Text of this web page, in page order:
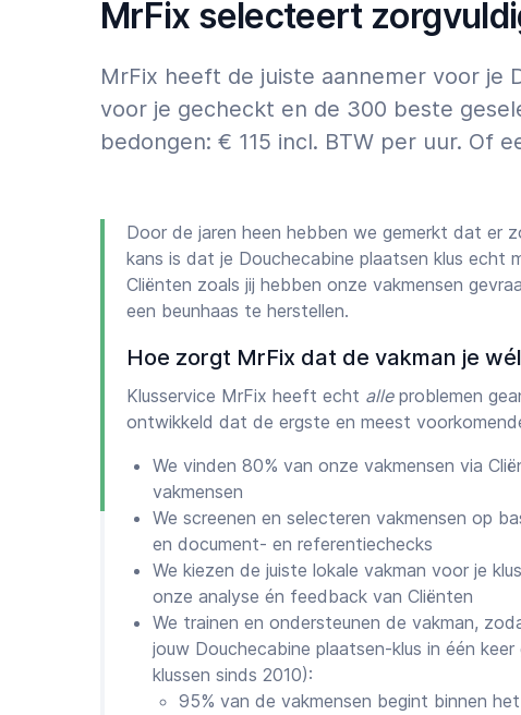
MrFix selecteert
MrFix heeft de juiste aannemer voor je
voor je gecheckt en de 300 beste
bedongen: € 115 incl. BTW per uur. Of
Door de jaren heen hebben we gemerkt dat er
kans is dat je Douchecabine plaatsen klus echt
Cliënten zoals jij hebben onze vakmensen
een beunhaas te herstellen.
Hoe zorgt MrFix dat de vakman je
Klusservice MrFix heeft echt alleproblemen
ontwikkeld dat de ergste en meest
We vinden 80% van onze vakmensen via
vakmensen
We screenen en selecteren vakmensen op
en document- en referentiechecks
We kiezen de juiste lokale vakman voor je
onze analyse én feedback van Cliënten
We trainen en ondersteunen de vakman,
jouw Douchecabine plaatsen-klus in één
klussen sinds 2010):
95% van de vakmensen begint binnen